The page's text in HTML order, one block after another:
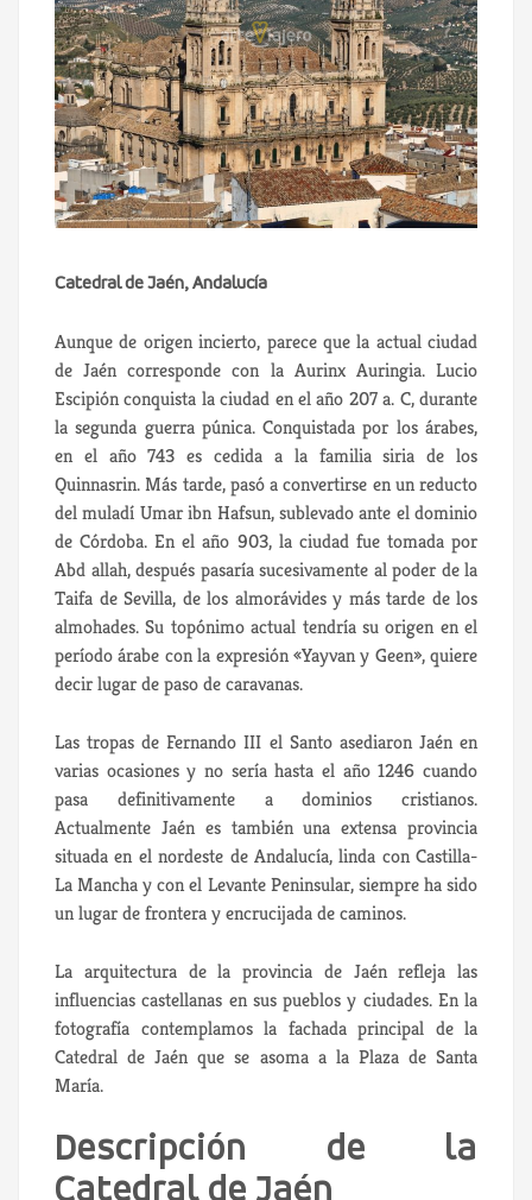
Catedral de Jaén, Andalucía
Aunque de origen incierto, parece que la actual ciudad
de Jaén corresponde con la Aurinx Auringia. Lucio
Escipión conquista la ciudad en el año 207 a. C, durante
la segunda guerra púnica. Conquistada por los árabes,
en el año 743 es cedida a la familia siria de los
Quinnasrin. Más tarde, pasó a convertirse en un reducto
del muladí Umar ibn Hafsun, sublevado ante el dominio
de Córdoba. En el año 903, la ciudad fue tomada por
Abd allah, después pasaría sucesivamente al poder de la
Taifa de Sevilla, de los almorávides y más tarde de los
almohades. Su topónimo actual tendría su origen en el
período árabe con la expresión «Yayvan y Geen», quiere
decir lugar de paso de caravanas.
Las tropas de Fernando III el Santo asediaron Jaén en
varias ocasiones y no sería hasta el año 1246 cuando
pasa definitivamente a dominios cristianos.
Actualmente Jaén es también una extensa provincia
situada en el nordeste de Andalucía, linda con Castilla-
La Mancha y con el Levante Peninsular, siempre ha sido
un lugar de frontera y encrucijada de caminos.
La arquitectura de la provincia de Jaén refleja las
influencias castellanas en sus pueblos y ciudades. En la
fotografía contemplamos la fachada principal de la
Catedral de Jaén que se asoma a la Plaza de Santa
María.
Descripción de la
Catedral de Jaén